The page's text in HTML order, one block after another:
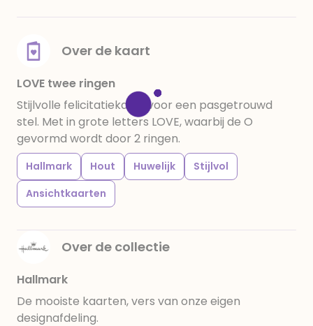
Over de kaart
LOVE twee ringen
Stijlvolle felicitatiekaart voor een pasgetrouwd
stel. Met in grote letters LOVE, waarbij de O
gevormd wordt door 2 ringen.
Hallmark Hout Huwelijk
Stijlvol
Ansichtkaarten
Over de collectie
Hallmark
De mooiste kaarten, vers van onze eigen
designafdeling.